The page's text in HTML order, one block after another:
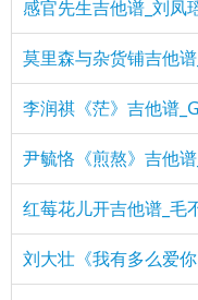
感官先生吉他谱_刘凤
莫里森与杂货铺吉他
李润祺《茫》吉他谱
尹毓恪《煎熬》吉他
红莓花儿开吉他谱_毛
刘大壮《我有多么爱